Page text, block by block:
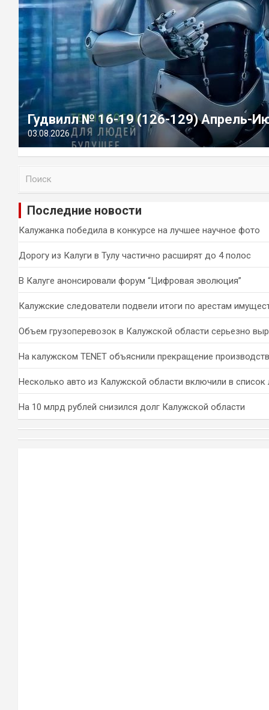
Гудвилл № 16-19 (126-129) Апрель-
03.08.2026
и
Последние новости
Калужанка победила в конкурсе на лучшее научное фото
Дорогу из Калуги в Тулу частично расширят до 4 полос
В Калуге анонсировали форум “Цифровая эволюция”
Калужские следователи подвели итоги по арестам
Объем грузоперевозок в Калужской области серьезно
На калужском TENET объяснили прекращение
Несколько авто из Калужской области включили в список
На 10 млрд рублей снизился долг Калужской области